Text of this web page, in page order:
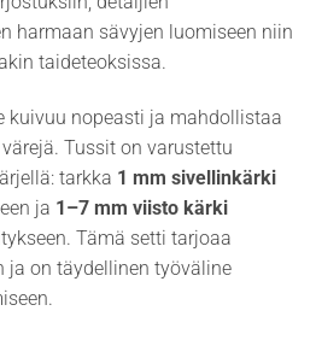
harmaan sävyjen luomiseen niin
taideteoksissa.
kuivuu nopeasti ja mahdollistaa
Tussit on varustettu
tarkka 1 mm sivellinkärki
ja 1–7 mm viisto kärki
Tämä setti tarjoaa
ja on täydellinen työväline